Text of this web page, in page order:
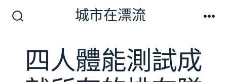
切
開
關
城市在漂流
四人體能測試成